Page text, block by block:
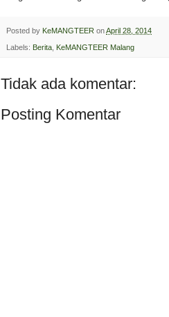
Posted by KeMANGTEER onApril 28, 2014
Labels: Berita KeMANGTEER Malang
Tidak ada komentar:
Posting Komentar